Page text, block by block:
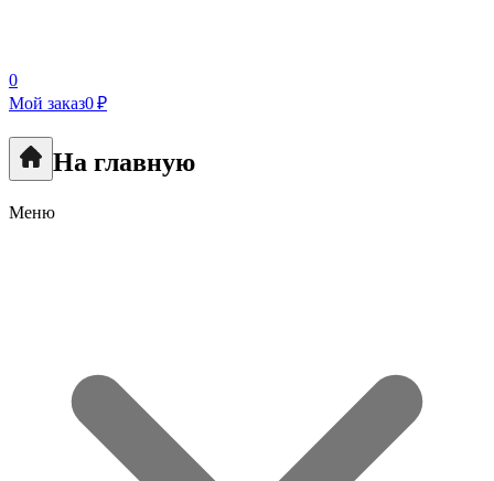
0
Мой заказ0 ₽
На главную
Меню